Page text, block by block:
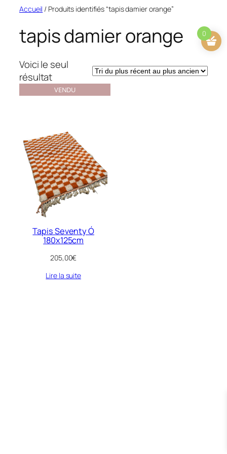
Aller
contenu
Accueil / Produits identifiés “tapis damier orange”
tapis damier orange
Voici le seul
résultat
VENDU
Tapis Seventy Ó
180x125cm
205,00€
Lire la suite
0